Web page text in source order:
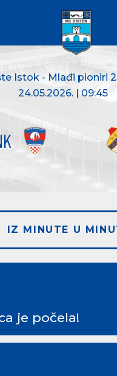
Istok - Mlađi pioniri
24.05.2026. | 09:45
IZ MINUTE U
je počela!